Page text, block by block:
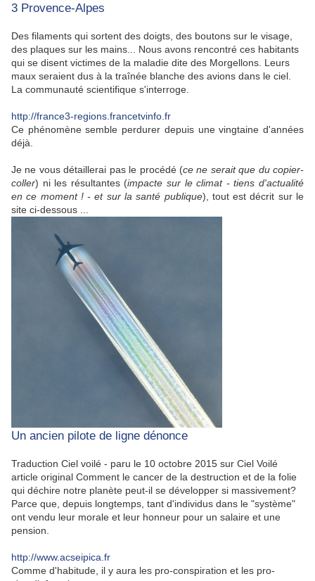
3 Provence-Alpes
Des filaments qui sortent des doigts, des boutons sur le visage,
des plaques sur les mains... Nous avons rencontré ces habitants
qui se disent victimes de la maladie dite des Morgellons. Leurs
maux seraient dus à la traînée blanche des avions dans le ciel.
La communauté scientifique s'interroge.
http://france3-regions.francetvinfo.fr
Ce phénomène semble perdurer depuis une vingtaine d'années
déjà.
Je ne vous détaillerai pas le procédé (ce ne serait que du copier-
coller) ni les résultantes (impacte sur le climat - tiens d'actualité
en ce moment ! - et sur la santé publique), tout est décrit sur le
site ci-dessous ...
Un ancien pilote de ligne dénonce
Traduction Ciel voilé - paru le 10 octobre 2015 sur Ciel Voilé
article original Comment le cancer de la destruction et de la folie
qui déchire notre planète peut-il se développer si massivement?
Parce que, depuis longtemps, tant d'individus dans le "système"
ont vendu leur morale et leur honneur pour un salaire et une
pension.
http://www.acseipica.fr
Comme d'habitude, il y aura les pro-conspiration et les pro-